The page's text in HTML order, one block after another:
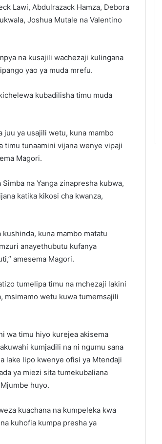
Lawi, Abdulrazack Hamza, Debora
Joshua Mutale na Valentino
na kusajili wachezaji kulingana
yao ya muda mrefu.
kubadilisha timu muda
ya usajili wetu, kuna mambo
timu tunaamini vijana wenye vipaji
Magori.
na Yanga zinapresha kubwa,
katika kikosi cha kwanza,
kuna mambo matatu
anayethubutu kufanya
amesema Magori.
tumelipa timu na mchezaji lakini
msimamo wetu kuwa tumemsajili
wa timu hiyo kurejea akisema
kumjadili na ni ngumu sana
lake lipo kwenye ofisi ya Mtendaji
ya miezi sita tumekubaliana
huyo.
kuachana na kumpeleka kwa
kuhofia kumpa presha ya